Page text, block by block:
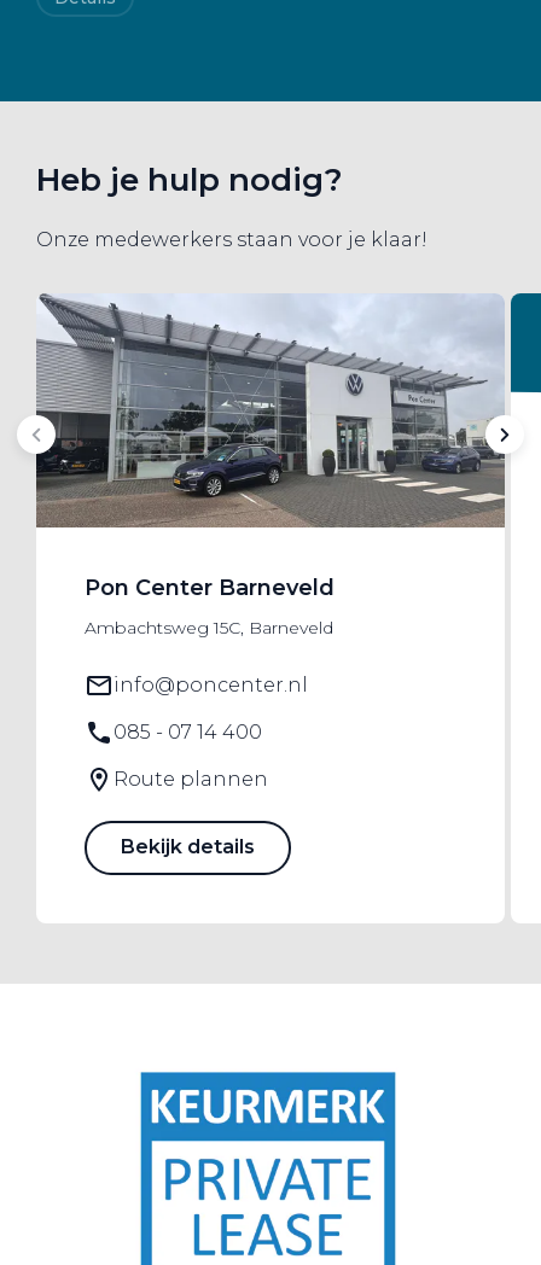
Heb je hulp nodig?
Onze medewerkers staan voor je klaar!
Pon Center Barneveld
Ambachtsweg 15C, Barneveld
info@poncenter.nl
085 - 07 14 400
Route plannen
Bekijk details